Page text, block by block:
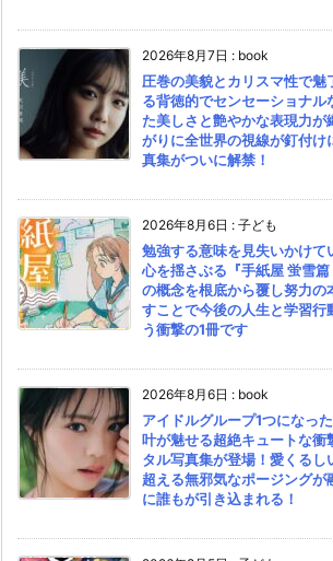
2026年8月7日 : book
圧巻の美貌とカリスマ性で魅
る背徳的でセンセーショナル
た美しさと艶やかな表現力が
がりに全世界の視線が釘付け
真集がついに解禁！
2026年8月6日 : 子ども
勉強する意味を見失いかけて
心を揺さぶる『手紙屋 蛍雪
の概念を根底から覆し努力の
すことで今後の人生と学習行
う衝撃の1冊です
2026年8月6日 : book
アイドルグループ1つになっ
叶が魅せる超絶キュートな衝
タル写真集が登場！愛くるし
超える無邪気なポージングが
に誰もが引き込まれる！